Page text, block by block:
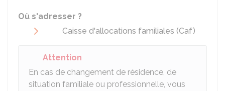
Où s'adresser ?
Caisse d'allocations familiales (Caf)
Attention
En cas de changement de résidence, de
situation familiale ou professionnelle, vous